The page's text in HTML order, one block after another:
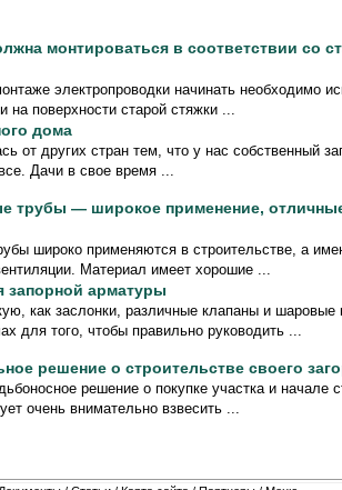
монтироваться в соответствии со
электропроводки начинать необходимо
на поверхности старой стяжки ...
дома
от других стран тем, что у нас собственный
Дачи в свое время ...
трубы — широкое применение,
широко применяются в строительстве, а
Материал имеет хорошие ...
запорной арматуры
как заслонки, различные клапаны и
для того, чтобы правильно руководить ...
решение о строительстве своего
решение о покупке участка и начале
очень внимательно взвесить ...